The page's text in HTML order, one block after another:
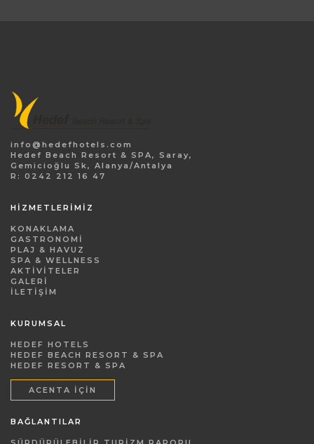
info@hedefhotels.com
Hedef Beach Resort & SPA, Saray,
Gemicioğlu Sk, Alanya/Antalya
R: 0242 212 16 47
HİZMETLERİMİZ
KONAKLAMA
GASTRONOMI
PLAJ & HAVUZ
SPA & WELLNESS
AKTIVITELER
GALERI
İLETIŞIM
KURUMSAL
HEDEF HOTELS
HEDEF BEACH RESORT & SPA
HEDEF RESORT & SPA
ACENTA İÇIN
BAĞLANTILAR